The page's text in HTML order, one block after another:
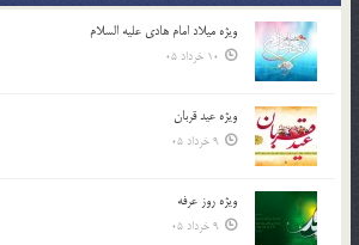
ویژه میلاد امام هادی علیه السلام
10 خرداد 05
ویژه عید قربان
9 خرداد 05
ویژه روز عرفه
9 خرداد 05